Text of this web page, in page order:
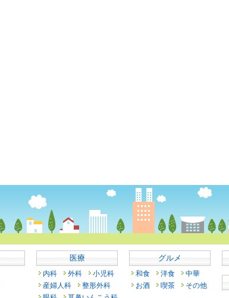
医療
内科 外科
小児科
産婦人科
整形外科
グルメ
和食 洋食
中華
お酒
喫茶 その他